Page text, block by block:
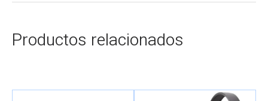
Productos relacionados